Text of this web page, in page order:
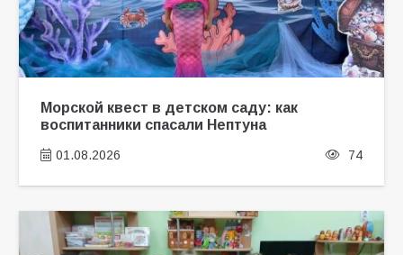
Морской квест в детском саду: как
воспитанники спасали Нептуна
01.08.2026 74